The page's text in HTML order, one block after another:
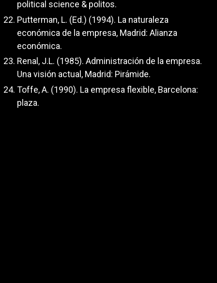
political science & politos.
Putterman, L. (Ed.) (1994). La naturaleza
económica de la empresa, Madrid: Alianza
económica.
Renal, J.L. (1985). Administración de la empresa.
Una visión actual, Madrid: Pirámide.
Toffe, A. (1990). La empresa flexible, Barcelona:
plaza.